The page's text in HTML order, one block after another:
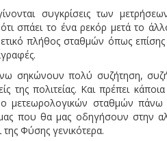
συγκρίσεις των
σπάει το ένα ρεκόρ μετά το
πλήθος σταθμών όπως
σηκώνουν πολύ συζήτηση,
της πολιτείας. Και πρέπει
μετεωρολογικών σταθμών
που θα μας οδηγήσουν στην
της Φύσης γενικότερα.